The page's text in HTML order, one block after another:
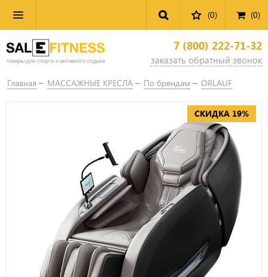
(0) (0)
7 (800) 222-71-32
заказать обратный звонок
Главная МАССАЖНЫЕ КРЕСЛА По брендам ORLAUF
СКИДКА 19%